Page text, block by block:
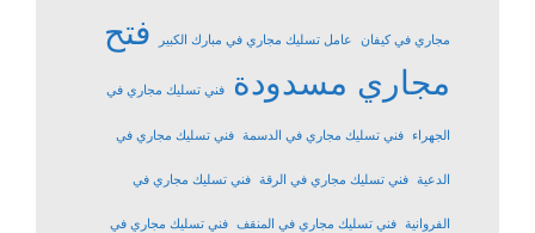
مجاري في كيفان عامل تسليك مجاري في مبارك الكبير
فتح
مجاري مسدودة
فني تسليك مجاري في
الجهراء فني تسليك مجاري في الدسمة فني تسليك مجاري في
الدعية فني تسليك مجاري في الرقة فني تسليك مجاري في
الفروانية فني تسليك مجاري في المنقف فني تسليك مجاري في